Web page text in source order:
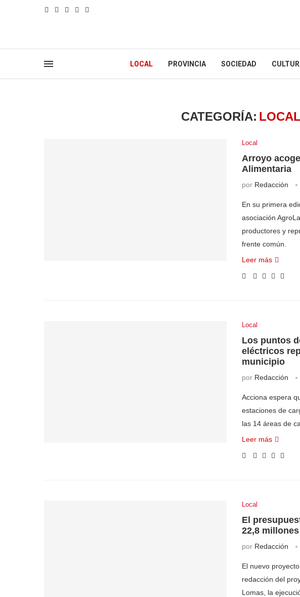
LOCAL PROVINCIA SOCIEDAD
CATEGORÍA: LOCAL
Local
Arroyo
Alimentaria
por Redacción
En su primera
asociación
productores y
frente común.
Leer más
Local
Los puntos
eléctricos
municipio
por Redacción
Acciona espera
estaciones de
las 14 áreas de
Leer más
Local
El
22,8
por Redacción
El nuevo
redacción del
Lomas, la